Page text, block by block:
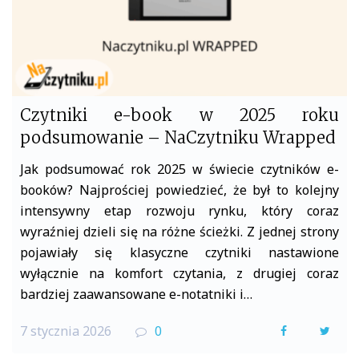
Czytniki e-book w 2025 roku
podsumowanie – NaCzytniku Wrapped
Jak podsumować rok 2025 w świecie czytników e-
booków? Najprościej powiedzieć, że był to kolejny
intensywny etap rozwoju rynku, który coraz
wyraźniej dzieli się na różne ścieżki. Z jednej strony
pojawiały się klasyczne czytniki nastawione
wyłącznie na komfort czytania, z drugiej coraz
bardziej zaawansowane e-notatniki i…
7 stycznia 2026 0
F